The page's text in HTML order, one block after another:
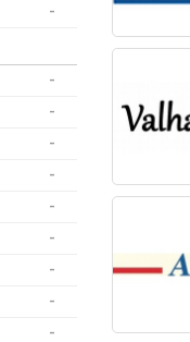
-
-
-
-
-
-
-
-
-
-